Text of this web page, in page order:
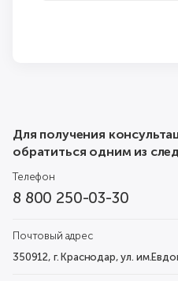
Для получения
обратиться одним из
Телефон
8 800 250-03-30
Почтовый адрес
350912, г. Краснодар, ул.